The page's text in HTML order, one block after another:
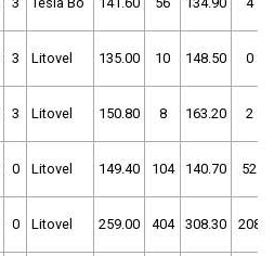
3 Litovel 135.00 10 148.50 0
3 Litovel 150.80 8 163.20 2
0 Litovel 149.40 104 140.70 52
0 Litovel 259.00 404 308.30 208